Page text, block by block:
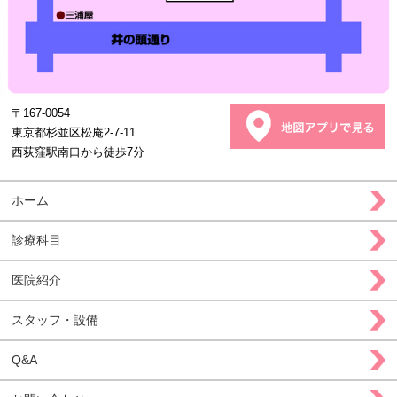
〒167-0054
東京都杉並区松庵2-7-11
西荻窪駅南口から徒歩7分
ホーム
診療科目
医院紹介
スタッフ・設備
Q&A